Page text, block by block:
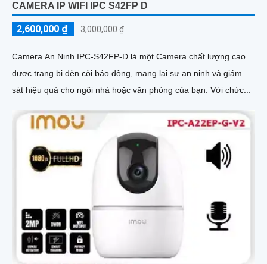
CAMERA IP WIFI IPC S42FP D
2,600,000 ₫ 3,000,000 ₫
Camera An Ninh IPC-S42FP-D là một Camera chất lượng cao
được trang bị đèn còi báo động, mang lại sự an ninh và giám
sát hiệu quả cho ngôi nhà hoặc văn phòng của bạn. Với chức...